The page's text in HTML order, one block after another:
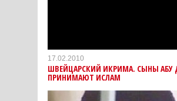
17.02.2010
ШВЕЙЦАРСКИЙ ИКРИМА. СЫНЫ АБУ
ПРИНИМАЮТ ИСЛАМ